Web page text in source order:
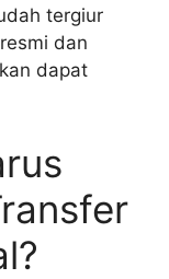
tergiur
dan
dapat